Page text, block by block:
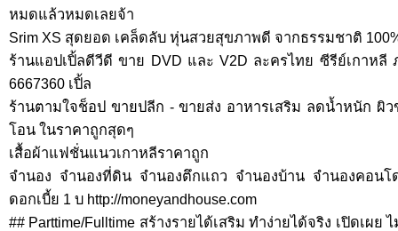
หมดแล้วหมดเลยจ้า
Srim XS สุดยอด เคล็ดลับ หุ่นสวยสุขภาพดี จากธรรมชาติ
ร้านแอปเปิ้ลดีวีดี ขาย DVD และ V2D ละครไทย ซีรีย์เกาห
6667360 เปิ้ล
ร้านตามใจช็อป ขายปลีก - ขายส่ง อาหารเสริม ลดน้ำหนัก ผิ
โอน ในราคาถูกสุดๆ
เสื้อผ้าแฟชั่นแนวเกาหลีราคาถูก
จำนอง จำนองที่ดิน จำนองตึกแถว จำนองบ้าน จำนองคอนโ
ดอกเบี้ย 1 บ http://moneyandhouse.com
## Parttime/Fulltime สร้างรายได้เสริม ทำง่ายได้จริง เปิดเผ